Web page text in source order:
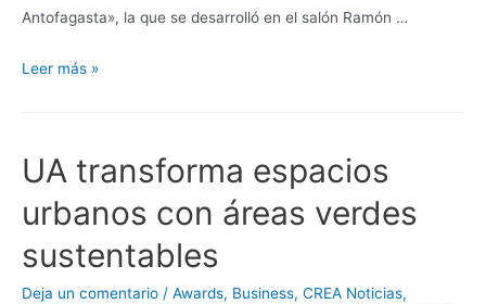
Antofagasta», la que se desarrolló en el salón Ramón …
Leer más »
UA transforma espacios
urbanos con áreas verdes
sustentables
Deja un comentario / Awards, Business, CREA Noticias,